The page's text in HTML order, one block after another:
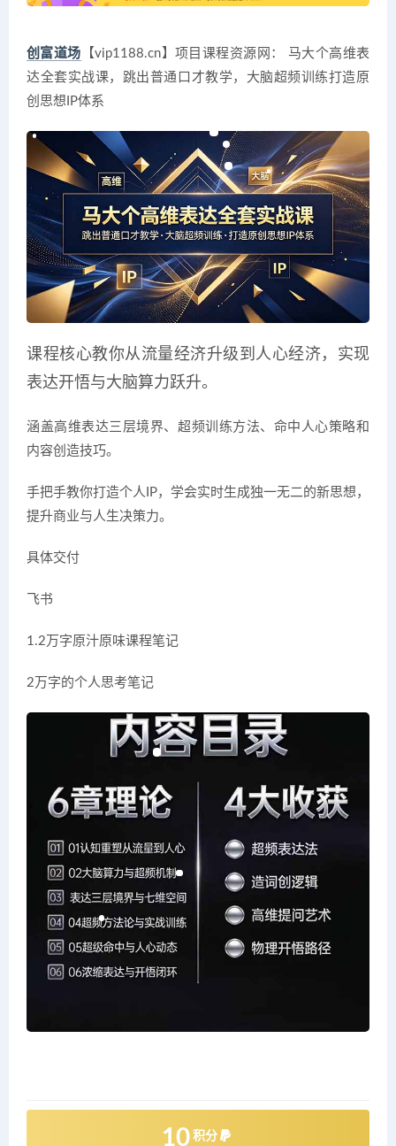
创富道场 【vip1188.cn】项目课程资源网： 马大个高维表
达全套实战课，跳出普通口才教学，大脑超频训练打造原
创思想IP体系
课程核心教你从流量经济升级到人心经济，实现
表达开悟与大脑算力跃升。
涵盖高维表达三层境界、超频训练方法、命中人心策略和
内容创造技巧。
手把手教你打造个人IP，学会实时生成独一无二的新思想，
提升商业与人生决策力。
具体交付
飞书
1.2万字原汁原味课程笔记
2万字的个人思考笔记
10 积分